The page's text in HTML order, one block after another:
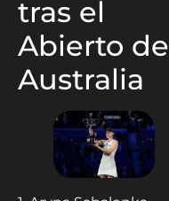
tras el
Abierto de
Australia